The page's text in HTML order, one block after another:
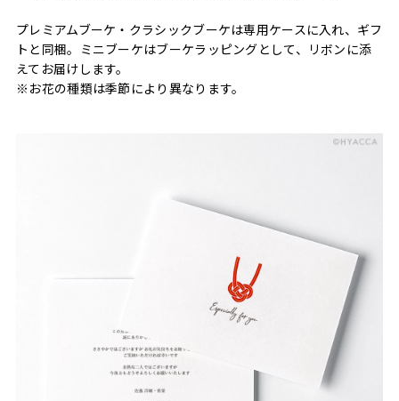
プレミアムブーケ・クラシックブーケは専用ケースに入れ、ギフ
トと同梱。ミニブーケはブーケラッピングとして、リボンに添
えてお届けします。
※お花の種類は季節により異なります。